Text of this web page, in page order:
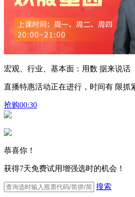
宏观、行业、基本面：用数 据来说话
直播特惠活动正在进行，时间有 限抓
抢购00:30
恭喜你！
获得7天免费试用增强选时的机会！
搜索